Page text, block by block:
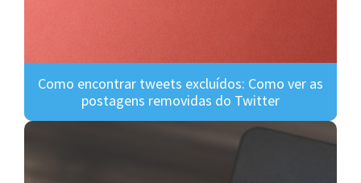
Como encontrar tweets excluídos: Como ver as
postagens removidas do Twitter